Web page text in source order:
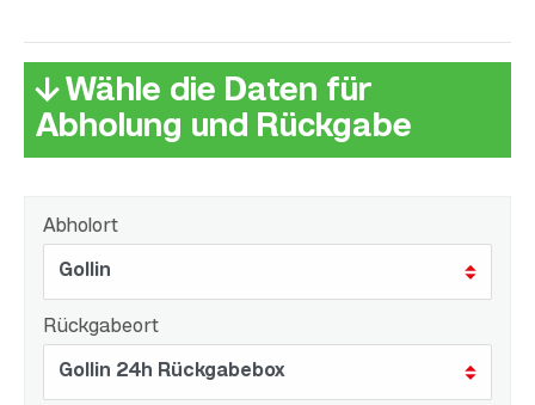
↓ Wähle die Daten für
Abholung und Rückgabe
Abholort
Rückgabeort